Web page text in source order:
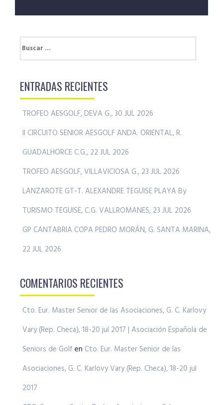
Buscar:
ENTRADAS RECIENTES
TROFEO AESGOLF, DEVA G., 30 JUL 2026
II CIRCUITO SENIOR AESGOLF ANDA. ORIENTAL, R.
GUADALHORCE C.G., 22 JUL 2026
TROFEO AESGOLF, VILLAVICIOSA G., 23 JUL 2026
LANZAROTE GT-T. ALEXANDRE TEGUISE PLAYA By
TURISMO TEGUISE, C.G. VALLROMANES, 23 JUL 2026
GP CANTABRIA COPA PEDRO MORÁN, G. SANTA MARINA,
22 JUL 2026
COMENTARIOS RECIENTES
Cto. Eur. Master Senior de las Asociaciones, G. C. Karlovy
Vary (Rep. Checa), 18-20 jul 2017 | Asociación Española de
Seniors de Golf en Cto. Eur. Master Senior de las
Asociaciones, G. C. Karlovy Vary (Rep. Checa), 18-20 jul
2017